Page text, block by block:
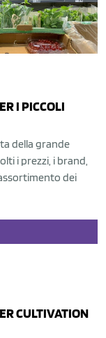
I PICCOLI
della grande
i prezzi, i brand,
dei
CULTIVATION